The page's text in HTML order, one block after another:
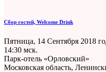
Сбор гостей, Welcome Drink
Пятница, 14 Сентября 2018
14:30 мск.
Парк-отель «Орловский»
Московская область,